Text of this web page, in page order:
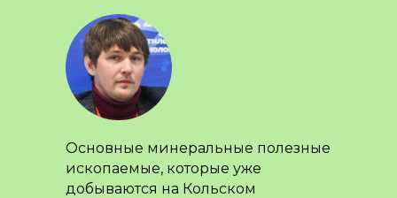
Основные минеральные полезные
ископаемые, которые уже
добываются на Кольском